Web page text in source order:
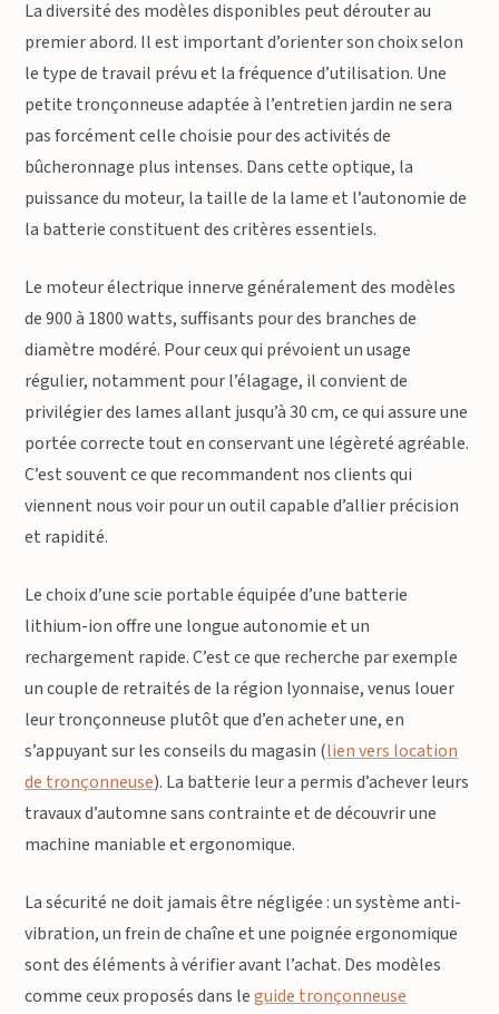
La diversité des modèles disponibles peut dérouter au
premier abord. Il est important d’orienter son choix selon
le type de travail prévu et la fréquence d’utilisation. Une
petite tronçonneuse adaptée à l’entretien jardin ne sera
pas forcément celle choisie pour des activités de
bûcheronnage plus intenses. Dans cette optique, la
puissance du moteur, la taille de la lame et l’autonomie de
la batterie constituent des critères essentiels.
Le moteur électrique innerve généralement des modèles
de 900 à 1800 watts, suffisants pour des branches de
diamètre modéré. Pour ceux qui prévoient un usage
régulier, notamment pour l’élagage, il convient de
privilégier des lames allant jusqu’à 30 cm, ce qui assure une
portée correcte tout en conservant une légèreté agréable.
C’est souvent ce que recommandent nos clients qui
viennent nous voir pour un outil capable d’allier précision
et rapidité.
Le choix d’une scie portable équipée d’une batterie
lithium-ion offre une longue autonomie et un
rechargement rapide. C’est ce que recherche par exemple
un couple de retraités de la région lyonnaise, venus louer
leur tronçonneuse plutôt que d’en acheter une, en
s’appuyant sur les conseils du magasin (lien vers location
de tronçonneuse). La batterie leur a permis d’achever leurs
travaux d’automne sans contrainte et de découvrir une
machine maniable et ergonomique.
La sécurité ne doit jamais être négligée : un système anti-
vibration, un frein de chaîne et une poignée ergonomique
sont des éléments à vérifier avant l’achat. Des modèles
comme ceux proposés dans leguide tronçonneuse